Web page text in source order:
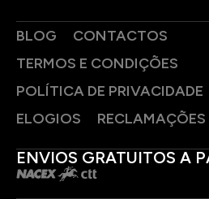
BLOG
CONTACTOS
TERMOS E CONDIÇÕES
POLÍTICA DE PRIVACIDADE
ELOGIOS
RECLAMAÇÕES
ENVIOS GRATUITOS A